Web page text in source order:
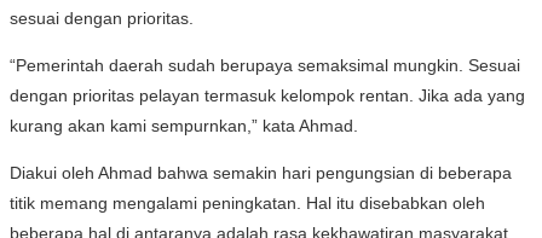
sesuai dengan prioritas.
“Pemerintah daerah sudah berupaya semaksimal mungkin. Sesuai
dengan prioritas pelayan termasuk kelompok rentan. Jika ada yang
kurang akan kami sempurnkan,” kata Ahmad.
Diakui oleh Ahmad bahwa semakin hari pengungsian di beberapa
titik memang mengalami peningkatan. Hal itu disebabkan oleh
beberapa hal di antaranya adalah rasa kekhawatiran masyarakat